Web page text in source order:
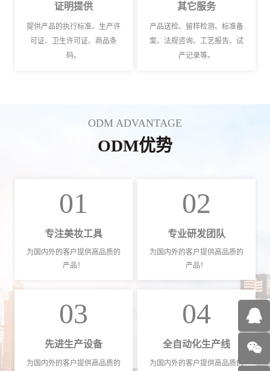
证明提供
提供产品的执行标准、生产许
可证、卫生许可证、商品条
码。
其它服务
产品送检、留样检测、标准备
案、法规咨询、工艺报告、试
产记录等。
ODM ADVANTAGE
ODM优势
01
专注美妆工具
为国内外的客户提供高品质的
产品！
02
专业研发团队
为国内外的客户提供高品质的
产品！
03
先进生产设备
为国内外的客户提供高品质的
04
全自动化生产线
为国内外的客户提供高品质的